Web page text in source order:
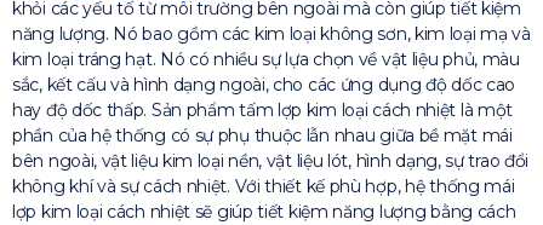
khỏi các yếu tố từ môi trường bên ngoài mà còn giúp tiết kiệm
năng lượng. Nó bao gồm các kim loại không sơn, kim loại mạ và
kim loại tráng hạt. Nó có nhiều sự lựa chọn về vật liệu phủ, màu
sắc, kết cấu và hình dạng ngoài, cho các ứng dụng độ dốc cao
hay độ dốc thấp. Sản phẩm tấm lợp kim loại cách nhiệt là một
phần của hệ thống có sự phụ thuộc lẫn nhau giữa bề mặt mái
bên ngoài, vật liệu kim loại nền, vật liệu lót, hình dạng, sự trao đổi
không khí và sự cách nhiệt. Với thiết kế phù hợp, hệ thống mái
lợp kim loại cách nhiệt sẽ giúp tiết kiệm năng lượng bằng cách